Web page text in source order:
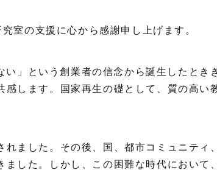
室の支援に心から感謝申し上げます。
」という創業者の信念から誕生したとき
します。国家再生の礎として、質の高い
ました。その後、国、都市コミュニティ
した。しかし、この困難な時代において